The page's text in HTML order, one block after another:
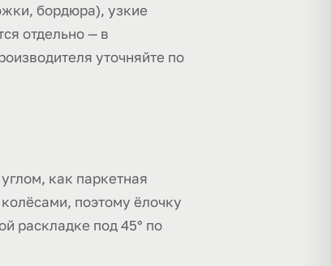
бордюра), узкие
отдельно — в
уточняйте по
как паркетная
поэтому ёлочку
раскладке под 45° по